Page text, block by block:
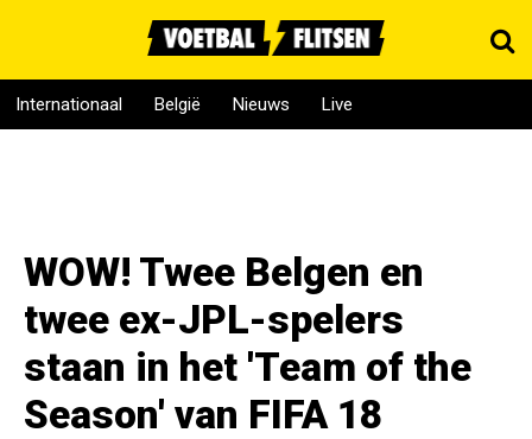
Internationaal België Nieuws Live
WOW! Twee Belgen en
twee ex-JPL-spelers
staan in het 'Team of the
Season' van FIFA 18